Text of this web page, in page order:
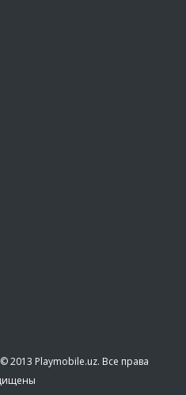
2013 Playmobile.uz. Все права